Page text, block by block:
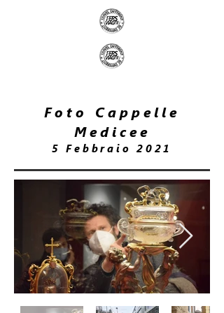
Foto Cappelle
Medicee
5 Febbraio 2021